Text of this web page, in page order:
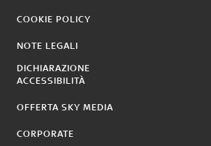
COOKIE POLICY
NOTE LEGALI
DICHIARAZIONE
ACCESSIBILITÀ
OFFERTA SKY MEDIA
CORPORATE